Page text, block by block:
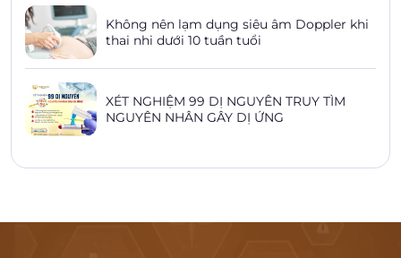
Không nên lạm dụng siêu âm Doppler khi
thai nhi dưới 10 tuần tuổi
XÉT NGHIỆM 99 DỊ NGUYÊN TRUY TÌM
NGUYÊN NHÂN GÂY DỊ ỨNG